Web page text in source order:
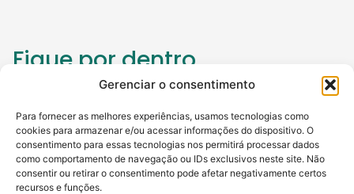
Gerenciar o consentimento
Para fornecer as melhores experiências, usamos tecnologias como
cookies para armazenar e/ou acessar informações do dispositivo. O
consentimento para essas tecnologias nos permitirá processar dados
como comportamento de navegação ou IDs exclusivos neste site. Não
consentir ou retirar o consentimento pode afetar negativamente certos
recursos e funções.
Fique por dentro
Receba a nossa Newsletter sobre os principais
temas que envolvem o mundo da Certificação
Digital, do empreendedorismo e da tecnologia.
E fique tranquilo, também não gostamos de spam no
e-mail ;)